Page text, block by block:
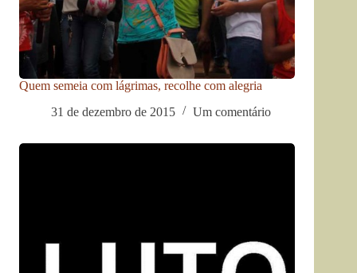
Quem semeia com lágrimas, recolhe com alegria
31 de dezembro de 2015
Um comentário